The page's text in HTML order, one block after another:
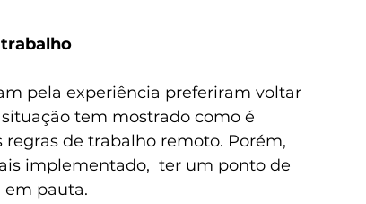
pela experiência preferiram voltar
tem mostrado como é
de trabalho remoto. Porém,
implementado,  ter um ponto de
em pauta.